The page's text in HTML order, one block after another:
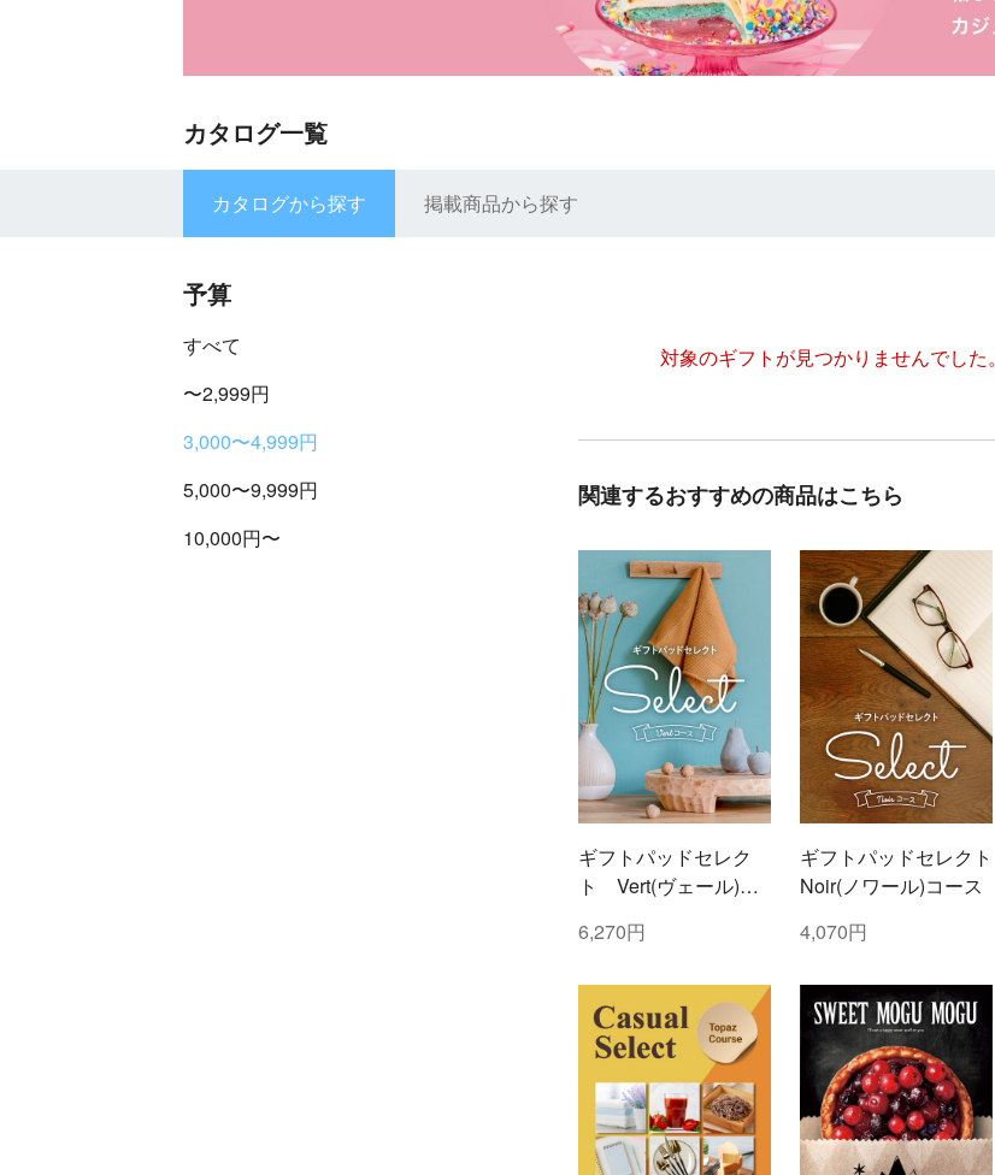
カタログ一覧
カタログから探す 掲載商品から探す
予算
すべて
〜2,999円
3,000〜4,999円
5,000〜9,999円
10,000円〜
対象のギフトが見つかりませんでした。
関連するおすすめの商品はこちら
ギフトパッドセレク
ト Vert(ヴェール)コ
6,270円
ギフトパッドセレクト
Noir(ノワール)コース
4,070円